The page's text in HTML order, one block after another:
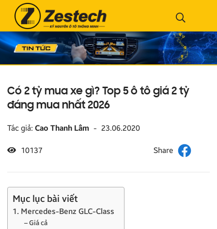
Có 2 tỷ mua xe gì? Top 5 ô tô giá 2 tỷ
đáng mua nhất 2026
Tác giả: Cao Thanh Lâm - 23.06.2020
10137
Mục lục bài viết
1. Mercedes-Benz GLC-Class
– Giá cả